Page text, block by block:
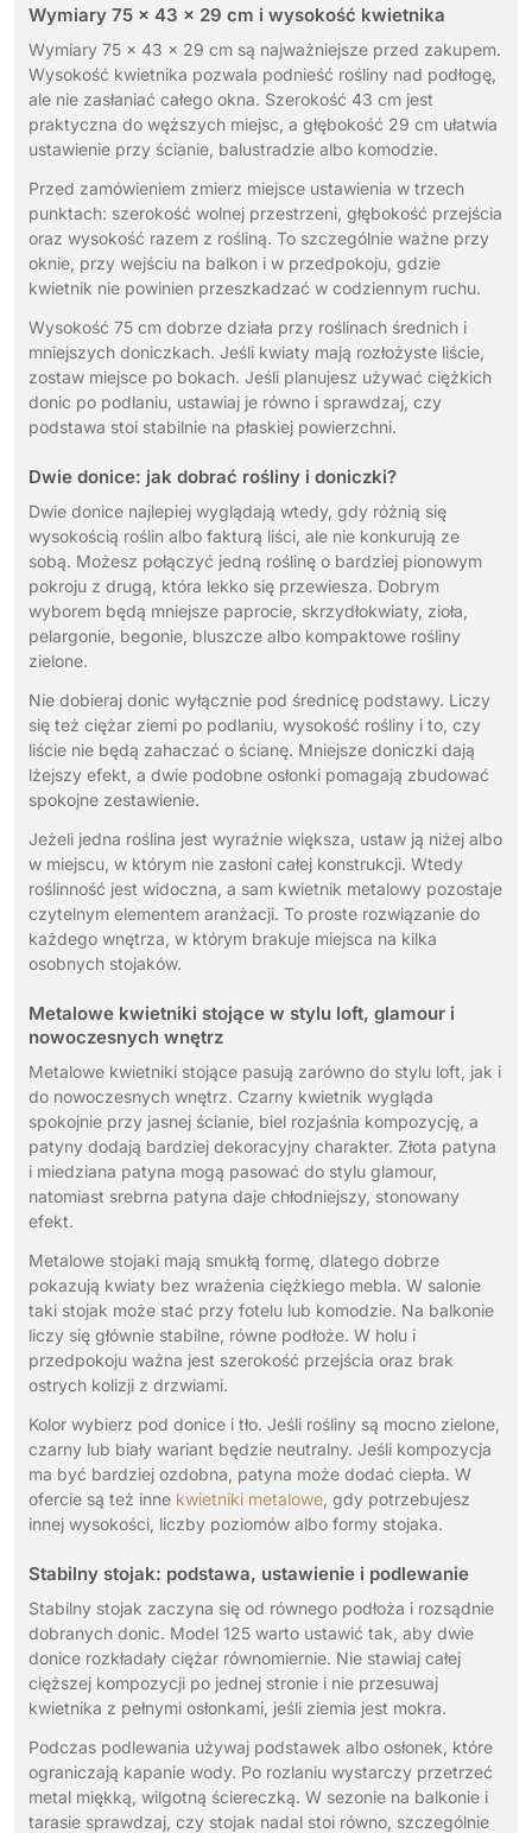
Wymiary 75 x 43 x 29 cm i wysokość kwietnika
Wymiary 75 x 43 x 29 cm są najważniejsze przed zakupem.
Wysokość kwietnika pozwala podnieść rośliny nad podłogę,
ale nie zasłaniać całego okna. Szerokość 43 cm jest
praktyczna do węższych miejsc, a głębokość 29 cm ułatwia
ustawienie przy ścianie, balustradzie albo komodzie.
Przed zamówieniem zmierz miejsce ustawienia w trzech
punktach: szerokość wolnej przestrzeni, głębokość przejścia
oraz wysokość razem z rośliną. To szczególnie ważne przy
oknie, przy wejściu na balkon i w przedpokoju, gdzie
kwietnik nie powinien przeszkadzać w codziennym ruchu.
Wysokość 75 cm dobrze działa przy roślinach średnich i
mniejszych doniczkach. Jeśli kwiaty mają rozłożyste liście,
zostaw miejsce po bokach. Jeśli planujesz używać ciężkich
donic po podlaniu, ustawiaj je równo i sprawdzaj, czy
podstawa stoi stabilnie na płaskiej powierzchni.
Dwie donice: jak dobrać rośliny i doniczki?
Dwie donice najlepiej wyglądają wtedy, gdy różnią się
wysokością roślin albo fakturą liści, ale nie konkurują ze
sobą. Możesz połączyć jedną roślinę o bardziej pionowym
pokroju z drugą, która lekko się przewiesza. Dobrym
wyborem będą mniejsze paprocie, skrzydłokwiaty, zioła,
pelargonie, begonie, bluszcze albo kompaktowe rośliny
zielone.
Nie dobieraj donic wyłącznie pod średnicę podstawy. Liczy
się też ciężar ziemi po podlaniu, wysokość rośliny i to, czy
liście nie będą zahaczać o ścianę. Mniejsze doniczki dają
lżejszy efekt, a dwie podobne osłonki pomagają zbudować
spokojne zestawienie.
Jeżeli jedna roślina jest wyraźnie większa, ustaw ją niżej albo
w miejscu, w którym nie zasłoni całej konstrukcji. Wtedy
roślinność jest widoczna, a sam kwietnik metalowy pozostaje
czytelnym elementem aranżacji. To proste rozwiązanie do
każdego wnętrza, w którym brakuje miejsca na kilka
osobnych stojaków.
Metalowe kwietniki stojące w stylu loft, glamour i
nowoczesnych wnętrz
Metalowe kwietniki stojące pasują zarówno do stylu loft, jak i
do nowoczesnych wnętrz. Czarny kwietnik wygląda
spokojnie przy jasnej ścianie, biel rozjaśnia kompozycję, a
patyny dodają bardziej dekoracyjny charakter. Złota patyna
i miedziana patyna mogą pasować do stylu glamour,
natomiast srebrna patyna daje chłodniejszy, stonowany
efekt.
Metalowe stojaki mają smukłą formę, dlatego dobrze
pokazują kwiaty bez wrażenia ciężkiego mebla. W salonie
taki stojak może stać przy fotelu lub komodzie. Na balkonie
liczy się głównie stabilne, równe podłoże. W holu i
przedpokoju ważna jest szerokość przejścia oraz brak
ostrych kolizji z drzwiami.
Kolor wybierz pod donice i tło. Jeśli rośliny są mocno zielone,
czarny lub biały wariant będzie neutralny. Jeśli kompozycja
ma być bardziej ozdobna, patyna może dodać ciepła. W
ofercie są też inne kwietniki metalowe , gdy potrzebujesz
innej wysokości, liczby poziomów albo formy stojaka.
Stabilny stojak: podstawa, ustawienie i podlewanie
Stabilny stojak zaczyna się od równego podłoża i rozsądnie
dobranych donic. Model 125 warto ustawić tak, aby dwie
donice rozkładały ciężar równomiernie. Nie stawiaj całej
cięższej kompozycji po jednej stronie i nie przesuwaj
kwietnika z pełnymi osłonkami, jeśli ziemia jest mokra.
Podczas podlewania używaj podstawek albo osłonek, które
ograniczają kapanie wody. Po rozlaniu wystarczy przetrzeć
metal miękką, wilgotną ściereczką. W sezonie na balkonie i
tarasie sprawdzaj, czy stojak nadal stoi równo, szczególnie